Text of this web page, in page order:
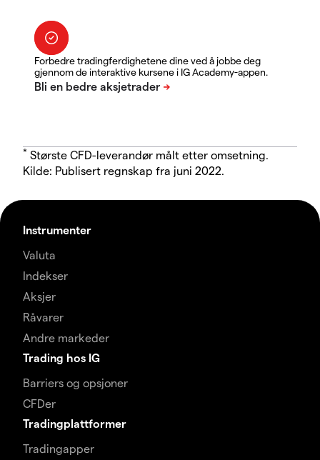
Forbedre tradingferdighetene dine ved å jobbe deg
gjennom de interaktive kursene i IG Academy-appen.
* Største CFD-leverandør målt etter omsetning.
Kilde: Publisert regnskap fra juni 2022.
Instrumenter
Valuta
Indekser
Aksjer
Råvarer
Andre markeder
Trading hos IG
Barriers og opsjoner
CFDer
Tradingplattformer
Tradingapper